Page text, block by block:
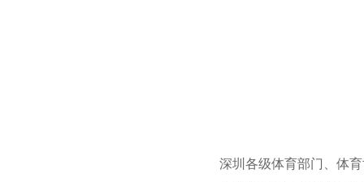
深圳各级体育部门、体